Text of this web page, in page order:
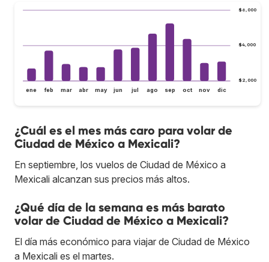
$2,000
$4,000
$6,000
ene feb mar abr may jun jul ago sep oct nov dic
¿Cuál es el mes más caro para volar de
Ciudad de México a Mexicali?
En septiembre, los vuelos de Ciudad de México a
Mexicali alcanzan sus precios más altos.
¿Qué día de la semana es más barato
volar de Ciudad de México a Mexicali?
El día más económico para viajar de Ciudad de México
a Mexicali es el martes.